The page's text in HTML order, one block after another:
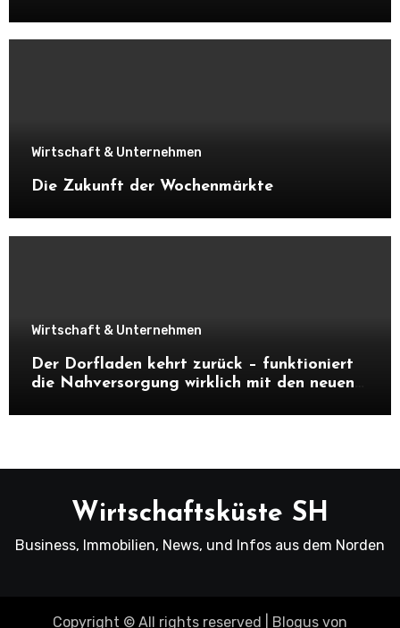
Wirtschaft & Unternehmen
Die Zukunft der Wochenmärkte
Wirtschaft & Unternehmen
Der Dorfladen kehrt zurück – funktioniert
die Nahversorgung wirklich mit den neuen
Wirtschaftsküste SH
Business, Immobilien, News, und Infos aus dem Norden
Copyright © All rights reserved Blogus von